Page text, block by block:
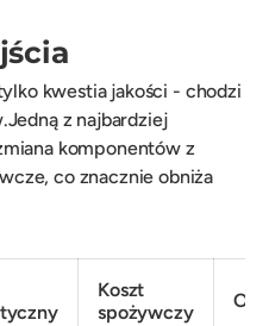
kwestia jakości - chodzi
z najbardziej
komponentów z
co znacznie obniża
Koszt
spożywczy